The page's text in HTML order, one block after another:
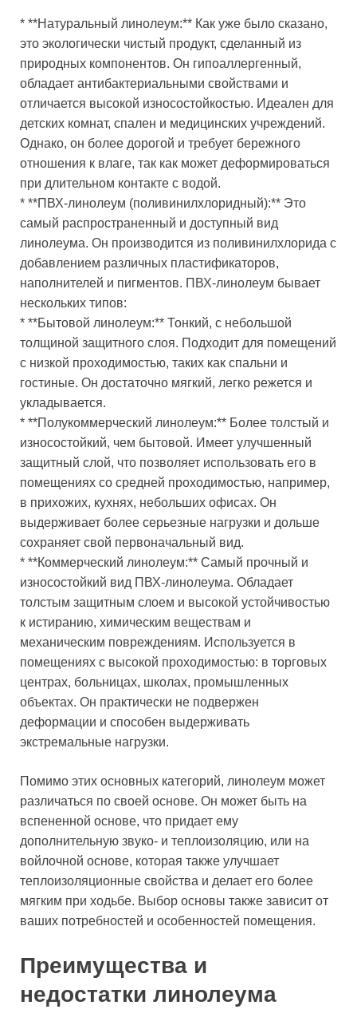
* **Натуральный линолеум:** Как уже было сказано,
это экологически чистый продукт, сделанный из
природных компонентов. Он гипоаллергенный,
обладает антибактериальными свойствами и
отличается высокой износостойкостью. Идеален для
детских комнат, спален и медицинских учреждений.
Однако, он более дорогой и требует бережного
отношения к влаге, так как может деформироваться
при длительном контакте с водой.
* **ПВХ-линолеум (поливинилхлоридный):** Это
самый распространенный и доступный вид
линолеума. Он производится из поливинилхлорида с
добавлением различных пластификаторов,
наполнителей и пигментов. ПВХ-линолеум бывает
нескольких типов:
* **Бытовой линолеум:** Тонкий, с небольшой
толщиной защитного слоя. Подходит для помещений
с низкой проходимостью, таких как спальни и
гостиные. Он достаточно мягкий, легко режется и
укладывается.
* **Полукоммерческий линолеум:** Более толстый и
износостойкий, чем бытовой. Имеет улучшенный
защитный слой, что позволяет использовать его в
помещениях со средней проходимостью, например,
в прихожих, кухнях, небольших офисах. Он
выдерживает более серьезные нагрузки и дольше
сохраняет свой первоначальный вид.
* **Коммерческий линолеум:** Самый прочный и
износостойкий вид ПВХ-линолеума. Обладает
толстым защитным слоем и высокой устойчивостью
к истиранию, химическим веществам и
механическим повреждениям. Используется в
помещениях с высокой проходимостью: в торговых
центрах, больницах, школах, промышленных
объектах. Он практически не подвержен
деформации и способен выдерживать
экстремальные нагрузки.
Помимо этих основных категорий, линолеум может
различаться по своей основе. Он может быть на
вспененной основе, что придает ему
дополнительную звуко- и теплоизоляцию, или на
войлочной основе, которая также улучшает
теплоизоляционные свойства и делает его более
мягким при ходьбе. Выбор основы также зависит от
ваших потребностей и особенностей помещения.
Преимущества и
недостатки линолеума